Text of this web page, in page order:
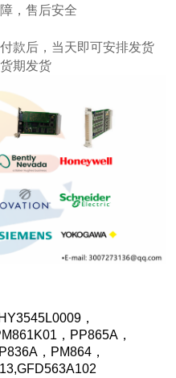
，售后安全
款后，当天即可安排发货
期发货
，
，PP865A，
，PM864，